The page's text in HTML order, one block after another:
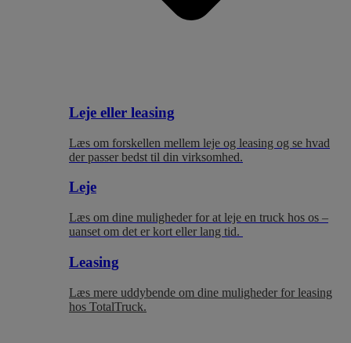
Leje eller leasing
Læs om forskellen mellem leje og leasing og se hvad
der passer bedst til din virksomhed.
Leje
Læs om dine muligheder for at leje en truck hos os –
uanset om det er kort eller lang tid.
Leasing
Læs mere uddybende om dine muligheder for leasing
hos TotalTruck.